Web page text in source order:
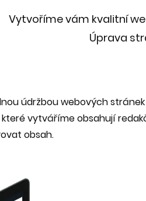
Vytvoříme vám kvalitní
Úprava
údržbou webových stránek
které vytváříme obsahují
obsah.